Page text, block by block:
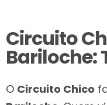
Circuito
Bariloche:
O Circuito Chico